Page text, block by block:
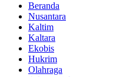
Beranda
Nusantara
Kaltim
Kaltara
Ekobis
Hukrim
Olahraga